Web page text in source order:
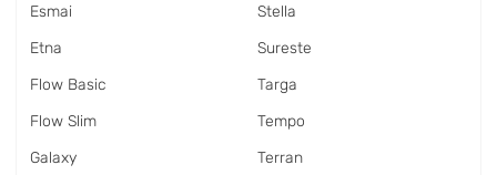
Esmai
Etna
Flow Basic
Flow Slim
Galaxy
Stella
Sureste
Targa
Tempo
Terran